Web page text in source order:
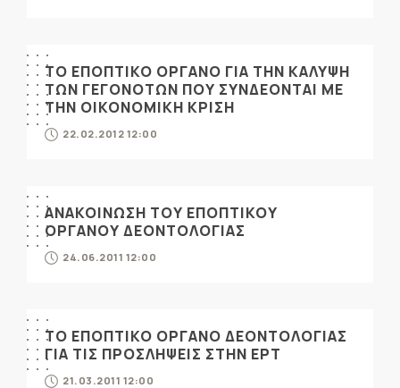
ΤΟ ΕΠΟΠΤΙΚΟ ΟΡΓΑΝΟ ΓΙΑ ΤΗΝ ΚΑΛΥΨΗ
ΤΩΝ ΓΕΓΟΝΟΤΩΝ ΠΟΥ ΣΥΝΔΕΟΝΤΑΙ ΜΕ
ΤΗΝ ΟΙΚΟΝΟΜΙΚΗ ΚΡΙΣΗ
22.02.2012 12:00
ΑΝΑΚΟΙΝΩΣΗ ΤΟΥ ΕΠΟΠΤΙΚΟΥ
ΟΡΓΑΝΟΥ ΔΕΟΝΤΟΛΟΓΙΑΣ
24.06.2011 12:00
ΤΟ ΕΠΟΠΤΙΚΟ ΟΡΓΑΝΟ ΔΕΟΝΤΟΛΟΓΙΑΣ
ΓΙΑ ΤΙΣ ΠΡΟΣΛΗΨΕΙΣ ΣΤΗΝ ΕΡΤ
21.03.2011 12:00